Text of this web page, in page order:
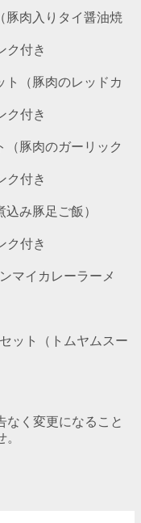
肉入りタイ醤油焼
付き
（豚肉のレッドカ
付き
豚肉のガーリック
付き
込み豚足ご飯）
付き
マイカレーラーメ
ット（トムヤムスー
なく変更になること